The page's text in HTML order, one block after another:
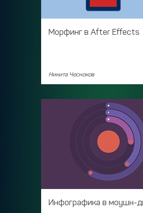
Морфинг в After Effects
Никита Чесноков
Инфографика в моушн-